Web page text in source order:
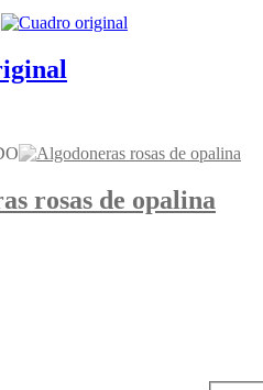
rosas de opalina